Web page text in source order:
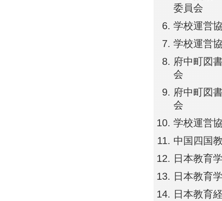
委員会
学校運営
学校運営
府中町図
会
府中町図
会
学校運営
中国四国
日本教育
日本教育
日本教育